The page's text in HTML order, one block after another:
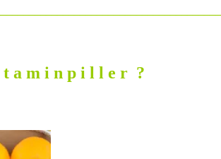
t a m i n p i l l e r ?